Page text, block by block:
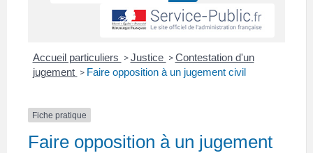
Accueil particuliers > Justice > Contestation d'un
jugement > Faire opposition à un jugement civil
Fiche pratique
Faire opposition à un jugement